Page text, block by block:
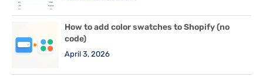
How to add color swatches to Shopify (no
code)
April 3, 2026